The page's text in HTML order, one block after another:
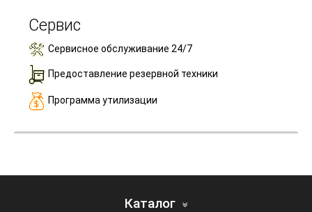
Сервис
Сервисное обслуживание 24/7
Предоставление резервной техники
Программа утилизации
Каталог